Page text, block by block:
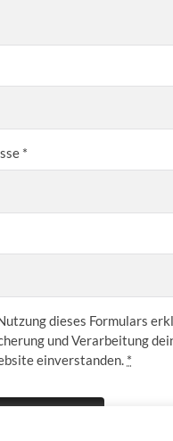
*
dieses Formulars
und Verarbeitung
einverstanden. *